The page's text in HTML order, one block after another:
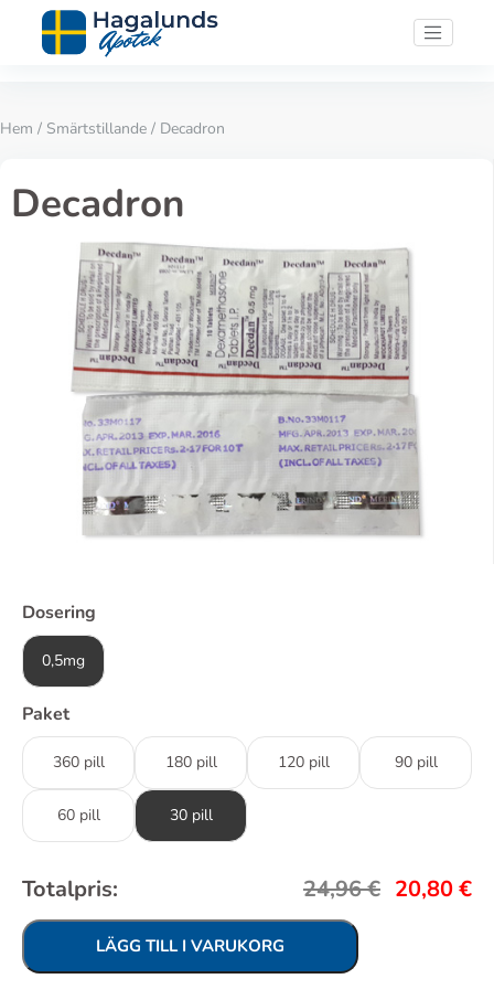
Hem / Smärtstillande / Decadron
Decadron
Dosering
0,5mg
Paket
360 pill 180 pill 120 pill 90 pill
60 pill 30 pill
Totalpris: 24,96€ 20,80€
LÄGG TILL I VARUKORG